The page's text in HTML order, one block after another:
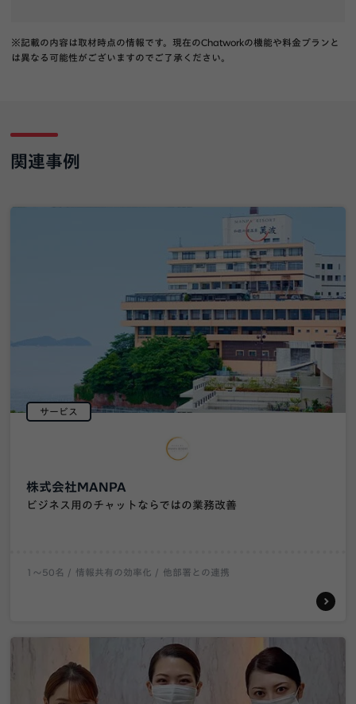
※記載の内容は取材時点の情報です。現在のChatworkの機能や料金プランと
は異なる可能性がございますのでご了承ください。
関連事例
サービス
株式会社MANPA
ビジネス用のチャットならではの業務改善
1〜50名 情報共有の効率化 他部署との連携